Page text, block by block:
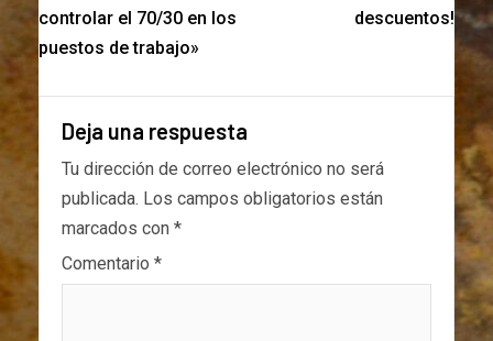
controlar el 70/30 en los
puestos de trabajo»
descuentos!
Deja una respuesta
Tu dirección de correo electrónico no será
publicada. Los campos obligatorios están
marcados con *
Comentario *